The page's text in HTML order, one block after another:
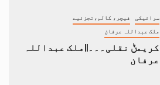
سرائیکی فیچر، کالم،تجزئیے
ملک عبداللہ عرفان
کریمݨ نقلی۔۔۔||ملک عبداللہ
عرفان